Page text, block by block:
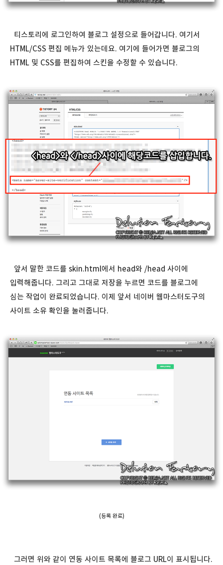
티스토리에 로그인하여 블로그 설정으로 들어갑니다. 여기서
HTML/CSS 편집 메뉴가 있는데요. 여기에 들어가면 블로그의
HTML 및 CSS를 편집하여 스킨을 수정할 수 있습니다.
앞서 말한 코드를 skin.html에서 head와 /head 사이에
입력해줍니다. 그리고 그대로 저장을 누르면 코드를 블로그에
심는 작업이 완료되었습니다. 이제 앞서 네이버 웹마스터도구의
사이트 소유 확인을 눌러줍니다.
(등록 완료)
그러면 위와 같이 연동 사이트 목록에 블로그 URL이 표시됩니다.